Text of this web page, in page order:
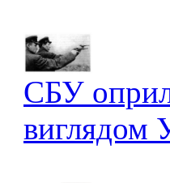
СБУ